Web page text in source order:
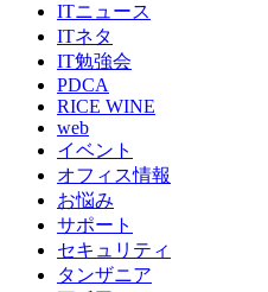
ITニュース
ITネタ
IT勉強会
PDCA
RICE WINE
web
イベント
オフィス情報
お悩み
サポート
セキュリティ
タンザニア